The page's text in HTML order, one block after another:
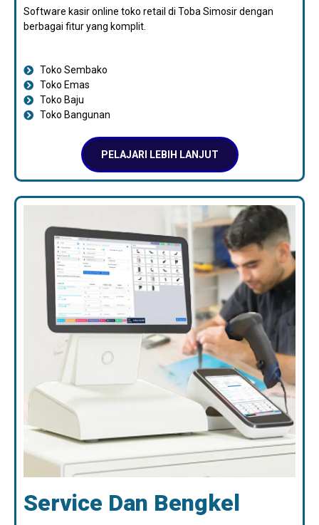
Software kasir online toko retail di Toba Simosir dengan
berbagai fitur yang komplit.
Toko Sembako
Toko Emas
Toko Baju
Toko Bangunan
PELAJARI LEBIH LANJUT
Service Dan Bengkel